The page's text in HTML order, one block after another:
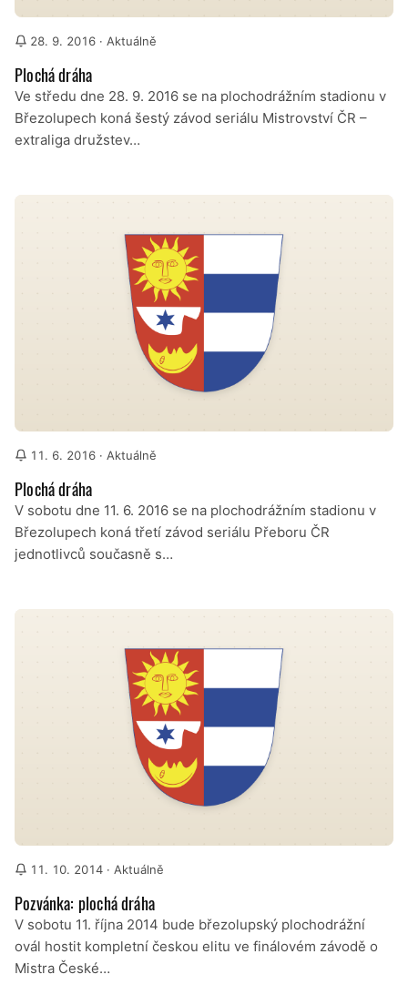
28. 9. 2016 · Aktuálně
Plochá dráha
Ve středu dne 28. 9. 2016 se na plochodrážním stadionu v
Březolupech koná šestý závod seriálu Mistrovství ČR –
extraliga družstev…
11. 6. 2016 · Aktuálně
Plochá dráha
V sobotu dne 11. 6. 2016 se na plochodrážním stadionu v
Březolupech koná třetí závod seriálu Přeboru ČR
jednotlivců současně s…
11. 10. 2014 · Aktuálně
Pozvánka: plochá dráha
V sobotu 11. října 2014 bude březolupský plochodrážní
ovál hostit kompletní českou elitu ve finálovém závodě o
Mistra České…